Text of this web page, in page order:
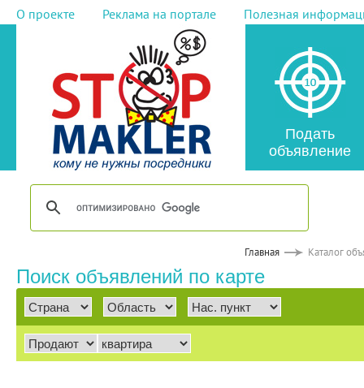
О проекте Реклама на портале Полезная
Подать
объявление
Главная Каталог
Поиск объявлений по карте